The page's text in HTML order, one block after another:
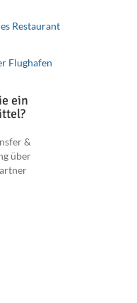
Restaurant
Flughafen
ein
&
über